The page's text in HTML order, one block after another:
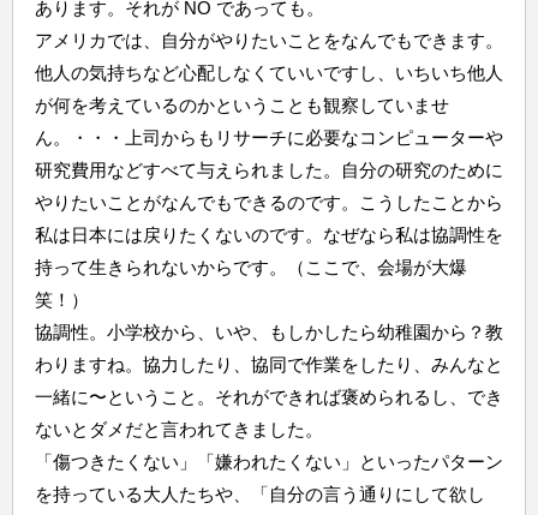
あります。それが NO であっても。
アメリカでは、自分がやりたいことをなんでもできます。
他人の気持ちなど心配しなくていいですし、いちいち他人
が何を考えているのかということも観察していませ
ん。・・・上司からもリサーチに必要なコンピューターや
研究費用などすべて与えられました。自分の研究のために
やりたいことがなんでもできるのです。こうしたことから
私は日本には戻りたくないのです。なぜなら私は協調性を
持って生きられないからです。（ここで、会場が大爆
笑！）
協調性。小学校から、いや、もしかしたら幼稚園から？教
わりますね。協力したり、協同で作業をしたり、みんなと
一緒に〜ということ。それができれば褒められるし、でき
ないとダメだと言われてきました。
「傷つきたくない」「嫌われたくない」といったパターン
を持っている大人たちや、「自分の言う通りにして欲し